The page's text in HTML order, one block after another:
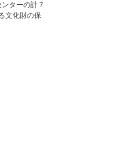
ターの計７
文化財の保